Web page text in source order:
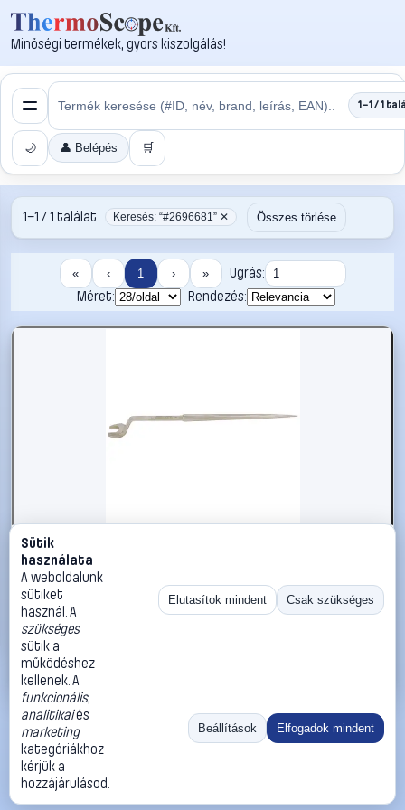
Minőségi termékek, gyors kiszolgálás!
1–1 / 1
🌙 👤 Belépés 🛒
1–1 / 1 találat Keresés: “#2696681” ✕ Összes törlése
« ‹ 1 › »
Ugrás:
Méret:
Rendezés:
#2696681
KS Tools 9638140 963.8140 Szerelő villáskulcs
Kulcsszélesség (metrikus) 26 mm
KS Tools Egyoldalas villáskulcsok
38 990 Ft
Kosárba
«
Ugrás:
Méret:
Rendezés:
©2026
ThermoScope
ÁSZF
Cégbemutató
Sütik
használata
A weboldalunk
sütiket
használ. A
szükséges
sütik a
működéshez
kellenek. A
funkcionális,
analitikaiés
marketing
kategóriákhoz
kérjük a
hozzájárulásod.
Elutasítok mindent Csak szükséges
Beállítások Elfogadok mindent